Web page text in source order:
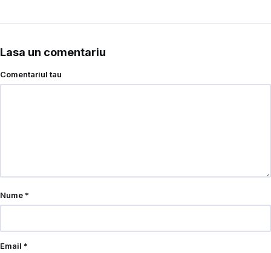
Lasa un comentariu
Comentariul tau
Nume *
Email *